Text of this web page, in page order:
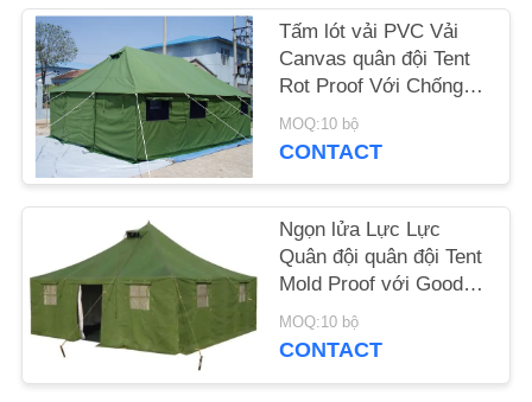
CHÚNG
TÔI
SƠ
ĐỒ
TRANG
PRIVACY
POLICY
Tấm lót vải PVC Vải
Canvas quân đội Tent
Rot Proof Với Chống
gió mạnh
MOQ:10 bộ
CONTACT
Ngọn lửa Lực Lực
Quân đội quân đội Tent
Mold Proof với Good
Tearing Resistant
MOQ:10 bộ
CONTACT